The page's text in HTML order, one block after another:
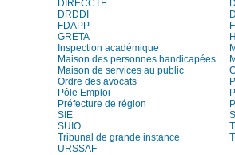
DIRECCTE
DRDDI
FDAPP
GRETA
Inspection académique
Maison des personnes handicapées
Maison de services au public
Ordre des avocats
Pôle Emploi
Préfecture de région
SIE
SUIO
Tribunal de grande instance
URSSAF